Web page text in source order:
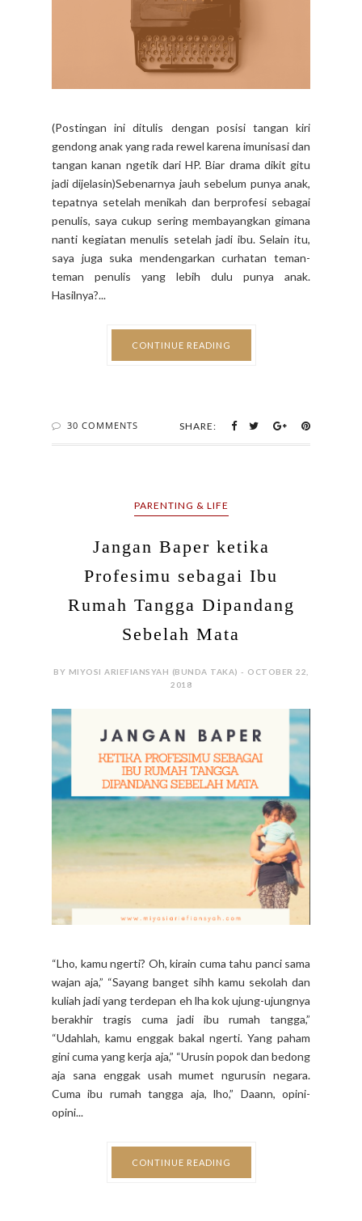
tangan kanan ngetik dari HP. Biar drama dikit gitu
jadi dijelasin)Sebenarnya jauh sebelum punya anak,
tepatnya setelah menikah dan berprofesi sebagai
penulis, saya cukup sering membayangkan gimana
Hasilnya?...
CONTINUE READING
30 COMMENTS
PARENTING & LIFE
Profesimu sebagai Ibu
Rumah Tangga Dipandang
BY MIYOSI ARIEFIANSYAH (BUNDA TAKA) - OCTOBER 22,
“Lho, kamu ngerti? Oh, kirain cuma tahu panci sama
wajan aja,” “Sayang banget sihh kamu sekolah dan
kuliah jadi yang terdepan eh lha kok ujung-ujungnya
berakhir tragis cuma jadi ibu rumah tangga,”
“Udahlah, kamu enggak bakal ngerti. Yang paham
gini cuma yang kerja aja,” “Urusin popok dan bedong
aja sana enggak usah mumet ngurusin negara.
CONTINUE READING
15 COMMENTS
PARENTING & LIFE